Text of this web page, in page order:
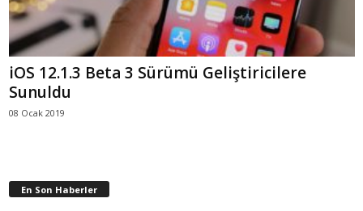
iOS 12.1.3 Beta 3 Sürümü Geliştiricilere
Sunuldu
08 Ocak 2019
En Son Haberler